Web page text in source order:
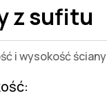
z sufitu
i wysokość